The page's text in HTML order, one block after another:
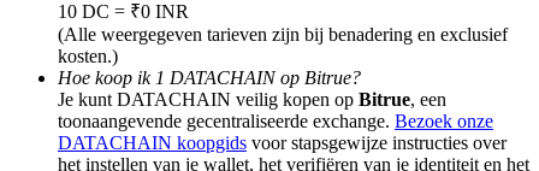
Uitzetten
10 DC = ₹0 INR
(Alle weergegeven tarieven zijn bij benadering en exclusief
kosten.)
Hoe koop ik 1 DATACHAIN op Bitrue?
Je kunt DATACHAIN veilig kopen op Bitrue, een
toonaangevende gecentraliseerde exchange. Bezoek onze
DATACHAIN koopgids voor stapsgewijze instructies over
het instellen van je wallet, het verifiëren van je identiteit en het